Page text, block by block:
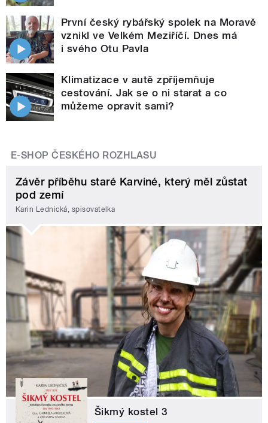
První český rybářský spolek na Moravě
vznikl ve Velkém Meziříčí. Dnes má
i svého Otu Pavla
Klimatizace v autě zpříjemňuje
cestování. Jak se o ni starat a co
můžeme opravit sami?
E-SHOP ČESKÉHO ROZHLASU
Závěr příběhu staré Karviné, který měl zůstat
pod zemí
Karin Lednická, spisovatelka
Šikmý kostel 3